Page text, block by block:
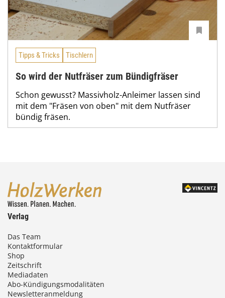
Tipps & Tricks Tischlern
So wird der Nutfräser zum Bündigfräser
Schon gewusst? Massivholz-Anleimer lassen sind
mit dem "Fräsen von oben" mit dem Nutfräser
bündig fräsen.
Verlag
Das Team
Kontaktformular
Shop
Zeitschrift
Mediadaten
Abo-Kündigungsmodalitäten
Newsletteranmeldung